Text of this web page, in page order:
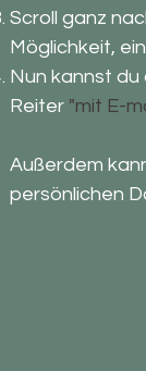
Scroll ganz
Möglichkeit,
Nun kannst
Reiter "mit E-
Außerdem
persönlichen